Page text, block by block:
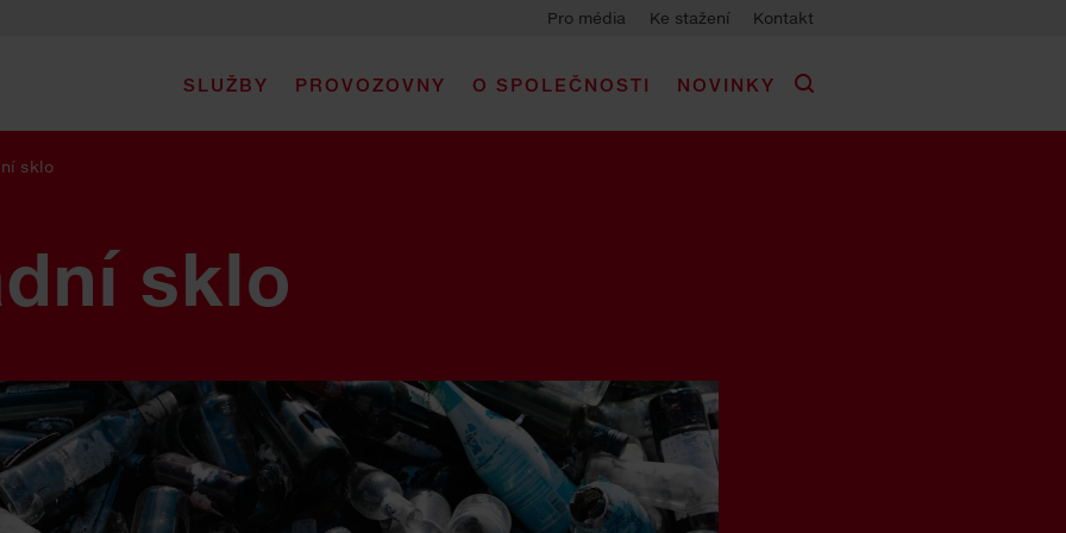
Pro média Ke stažení Kontakt
SLUŽBY PROVOZOVNY O SPOLEČNOSTI NOVINKY
sklo
sklo